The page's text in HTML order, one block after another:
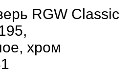
RGW Classic
хром